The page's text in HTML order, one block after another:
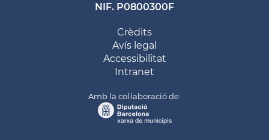
NIF. P0800300F
Crèdits
Avís legal
Accessibilitat
Intranet
Amb la col·laboració de: